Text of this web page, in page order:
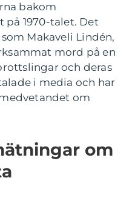
bakom
1970-talet. Det
Makaveli Lindén,
mord på en
och deras
i media och har
om
om